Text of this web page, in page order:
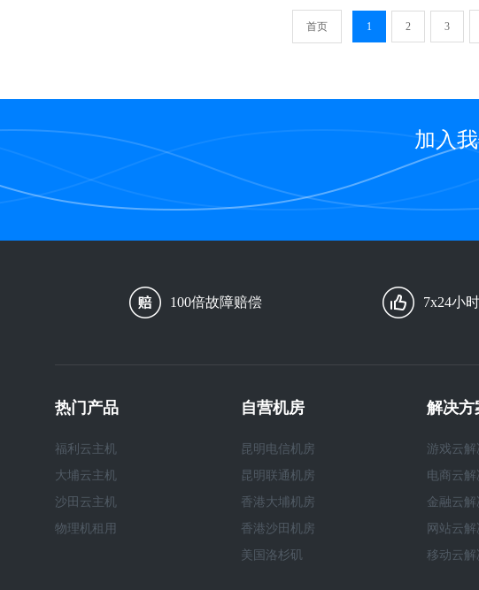
首页 1 2 3
加入
100倍故障赔偿 7x24小
热门产品
福利云主机
大埔云主机
沙田云主机
物理机租用
自营机房
昆明电信机房
昆明联通机房
香港大埔机房
香港沙田机房
美国洛杉矶
解决方
游戏云解
电商云解
金融云解
网站云
移动云解